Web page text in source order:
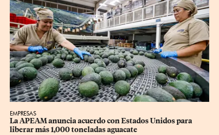
EMPRESAS
La APEAM anuncia acuerdo con Estados Unidos para
liberar más 1,000 toneladas aguacate